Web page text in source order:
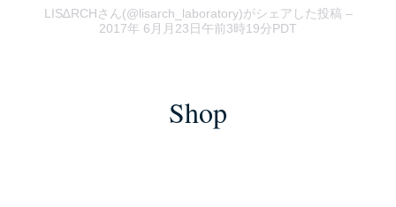
LIS∆RCHさん(@lisarch_laboratory)がシェアした投稿 –
2017年 6月月23日午前3時19分PDT
Shop